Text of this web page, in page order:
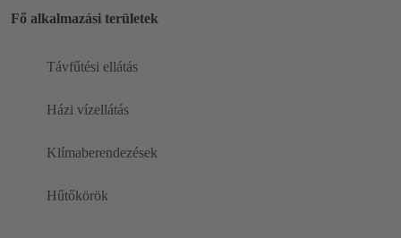
Fő alkalmazási területek
Távfűtési ellátás
Házi vízellátás
Klímaberendezések
Hűtőkörök